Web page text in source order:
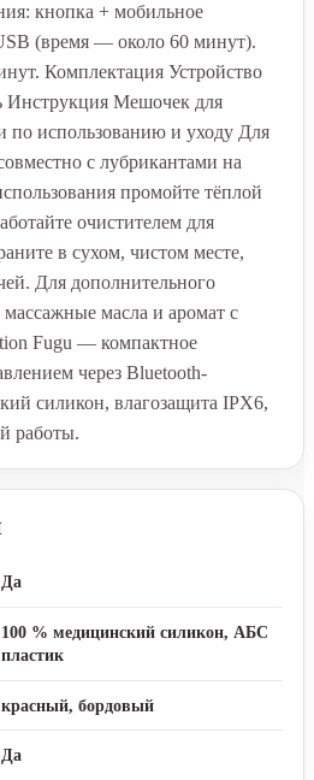
кнопка + мобильное
(время — около 60 минут).
Комплектация Устройство
Инструкция Мешочек для
по использованию и уходу Для
с лубрикантами на
промойте тёплой
очистителем для
в сухом, чистом месте,
Для дополнительного
масла и аромат с
Fugu — компактное
через Bluetooth-
силикон, влагозащита IPX6,
работы.
Да
100 % медицинский силикон, АБС
пластик
красный, бордовый
Да